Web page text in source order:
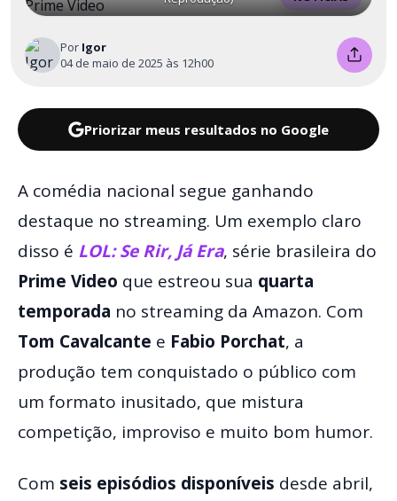
Por Igor
04 de maio de 2025 às 12h00
Priorizar meus resultados no Google
A comédia nacional segue ganhando
destaque no streaming. Um exemplo claro
disso é LOL: Se Rir, Já Era, série brasileira do
Prime Video que estreou sua quarta
temporada no streaming da Amazon. Com
Tom Cavalcante e Fabio Porchat, a
produção tem conquistado o público com
um formato inusitado, que mistura
competição, improviso e muito bom humor.
Com seis episódios disponíveis desde abril,